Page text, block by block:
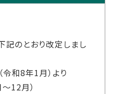
記のとおり改定しまし
令和8年1月）より
～12月）